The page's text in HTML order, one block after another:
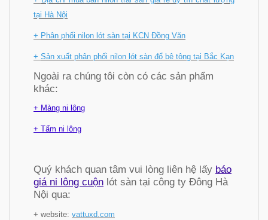
tại Hà Nội
+ Phân phối nilon lót sàn tại KCN Đồng Văn
+ Sản xuất phân phối nilon lót sàn đổ bê tông tại Bắc Kạn
Ngoài ra chúng tôi còn có các sản phẩm
khác:
+ Màng ni lông
+ Tấm ni lông
Quý khách quan tâm vui lòng liên hệ lấy báo
giá ni lông cuộn lót sàn tại công ty Đông Hà
Nội qua:
+ website: vattuxd.com